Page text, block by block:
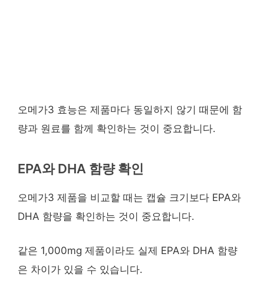
오메가3 효능은 제품마다 동일하지 않기 때문에 함
량과 원료를 함께 확인하는 것이 중요합니다.
EPA와 DHA 함량 확인
오메가3 제품을 비교할 때는 캡슐 크기보다 EPA와
DHA 함량을 확인하는 것이 중요합니다.
같은 1,000mg 제품이라도 실제 EPA와 DHA 함량
은 차이가 있을 수 있습니다.